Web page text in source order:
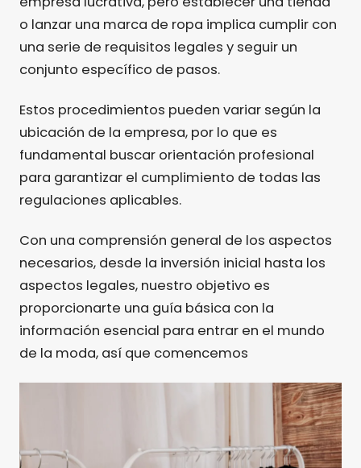
o lanzar una marca de ropa implica cumplir con
una serie de requisitos legales y seguir un
conjunto específico de pasos.
Estos procedimientos pueden variar según la
ubicación de la empresa, por lo que es
fundamental buscar orientación profesional
para garantizar el cumplimiento de todas las
regulaciones aplicables.
Con una comprensión general de los aspectos
necesarios, desde la inversión inicial hasta los
aspectos legales, nuestro objetivo es
proporcionarte una guía básica con la
información esencial para entrar en el mundo
de la moda, así que comencemos